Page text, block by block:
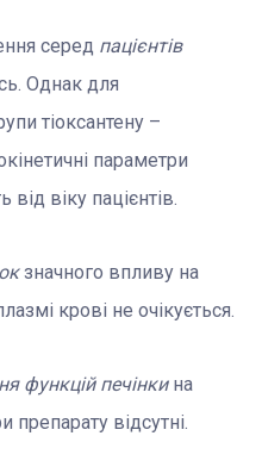
серед пацієнтів
Однак для
тіоксантену –
параметри
віку пацієнтів.
значного впливу на
крові не очікується.
функцій печінкина
відсутні.